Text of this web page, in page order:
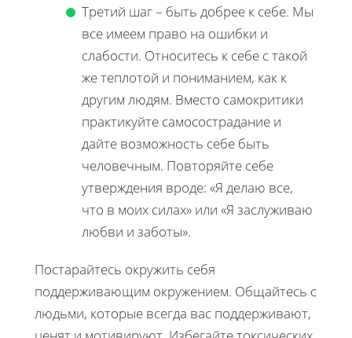
Третий шаг – быть добрее к себе. Мы
все имеем право на ошибки и
слабости. Относитесь к себе с такой
же теплотой и пониманием, как к
другим людям. Вместо самокритики
практикуйте самосострадание и
дайте возможность себе быть
человечным. Повторяйте себе
утверждения вроде: «Я делаю все,
что в моих силах» или «Я заслуживаю
любви и заботы».
Постарайтесь окружить себя
поддерживающим окружением. Общайтесь с
людьми, которые всегда вас поддерживают,